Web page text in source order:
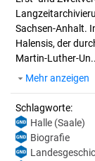
Sachsen-Anhalt.
Halensis, der
Martin-Luther-
Mehr anzeigen
Schlagworte:
Halle (Saale)
Biografie